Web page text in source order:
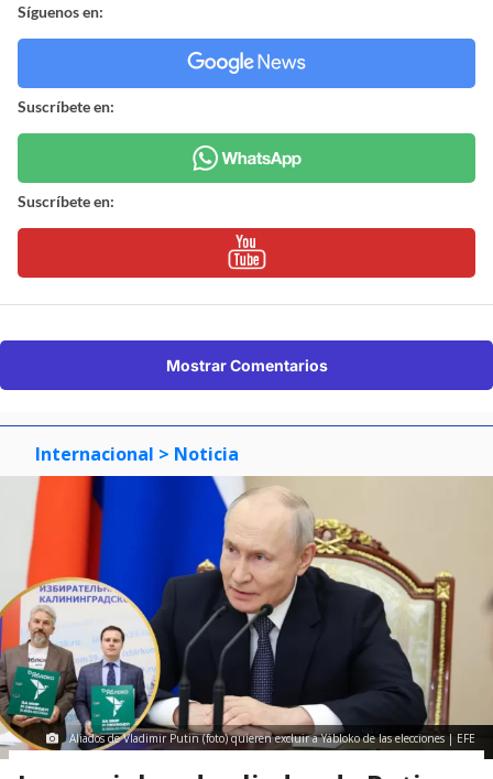
Síguenos en:
Suscríbete en:
Suscríbete en:
Mostrar Comentarios
Internacional > Noticia
Aliados de Vladimir Putin (foto) quieren excluir a Yábloko de las elecciones | EFE